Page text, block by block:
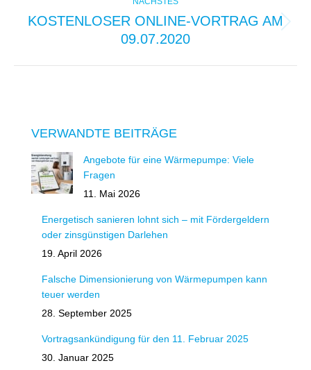
Nächster
Beitrag:
KOSTENLOSER ONLINE-VORTRAG AM
09.07.2020
VERWANDTE BEITRÄGE
Angebote für eine Wärmepumpe: Viele
Fragen
11. Mai 2026
Energetisch sanieren lohnt sich – mit Fördergeldern
oder zinsgünstigen Darlehen
19. April 2026
Falsche Dimensionierung von Wärmepumpen kann
teuer werden
28. September 2025
Vortragsankündigung für den 11. Februar 2025
30. Januar 2025